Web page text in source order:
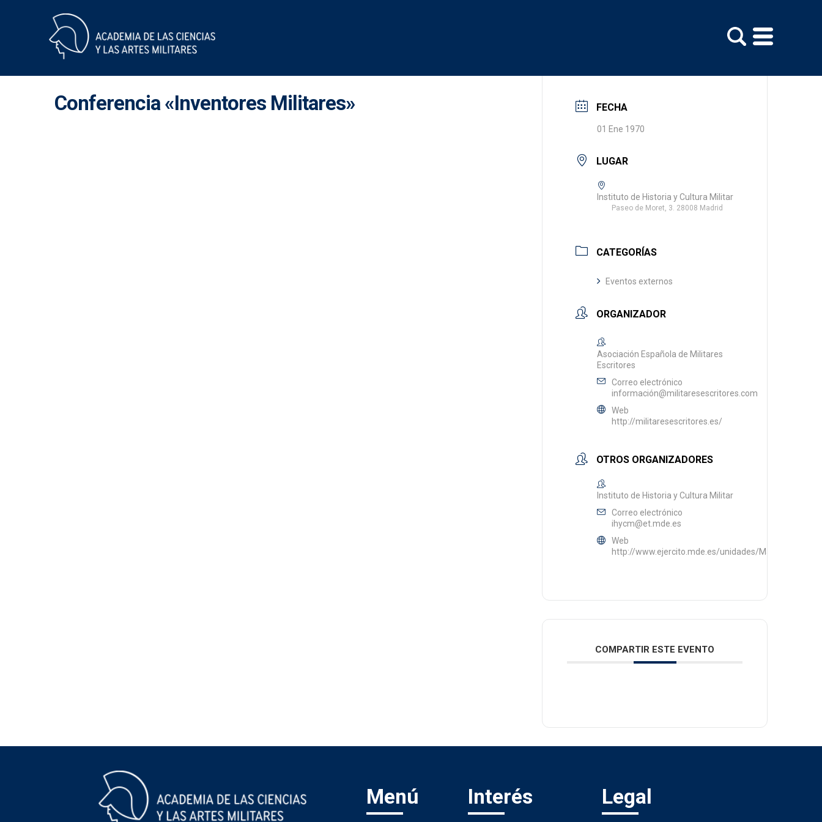
Conferencia «Inventores Militares» FECHA
01 Ene 1970
LUGAR
Instituto de Historia y Cultura Militar
Paseo de Moret, 3. 28008 Madrid
CATEGORÍAS
Eventos externos
ORGANIZADOR
Asociación Española de Militares
Escritores
Correo electrónico
información@militaresescritores.com
Web
http://militaresescritores.es/
OTROS ORGANIZADORES
Instituto de Historia y Cultura Militar
Correo electrónico
ihycm@et.mde.es
Web
http://www.ejercito.mde.es/unidades/Madrid/ihycm/
COMPARTIR ESTE EVENTO
Menú Interés Legal